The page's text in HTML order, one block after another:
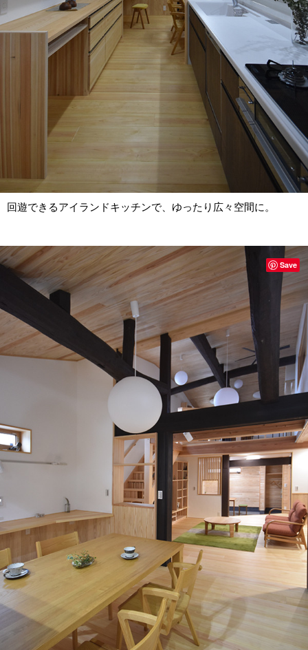
回遊できるアイランドキッチンで、ゆったり広々空間に。
Save